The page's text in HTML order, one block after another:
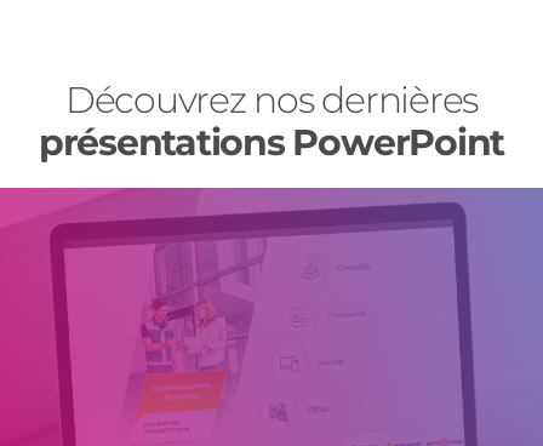
Découvrez nos dernières
présentations PowerPoint